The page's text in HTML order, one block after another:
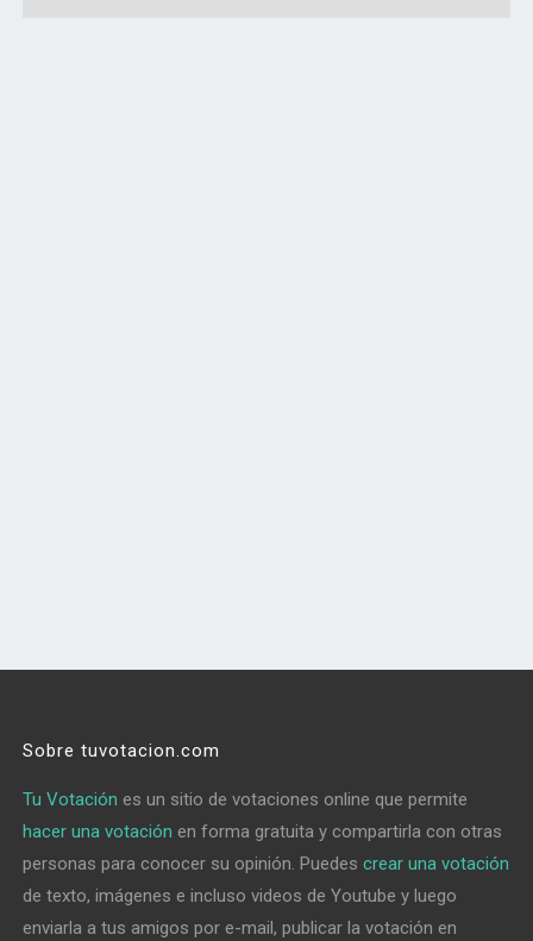
Sobre tuvotacion.com
Tu Votación es un sitio de votaciones online que permite
hacer una votación en forma gratuita y compartirla con otras
personas para conocer su opinión. Puedescrear una votación
de texto, imágenes e incluso videos de Youtube y luego
enviarla a tus amigos por e-mail, publicar la votación en